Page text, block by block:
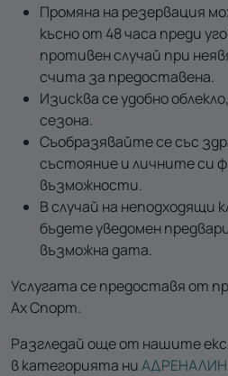
Промяна на резервация
късно от 48 часа преди
противен случай при
счита за предоставена.
Изисква се удобно
сезона.
Съобразявайте се със
състояние и личните си
възможности.
В случай на неподходящи
бъдете уведомен
възможна дата.
Услугата се предоставя от
Ах Спорт.
Разгледай още от нашите
в категорията ни